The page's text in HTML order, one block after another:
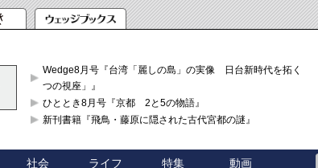
Wedge8月号『台湾「麗しの島」の実像 日台新時代を拓く「3
つの視座」』
ひととき8月号『京都 2と5の物語』
新刊書籍『飛鳥・藤原に隠された古代宮都の謎』
社会 ライフ 特集 動画